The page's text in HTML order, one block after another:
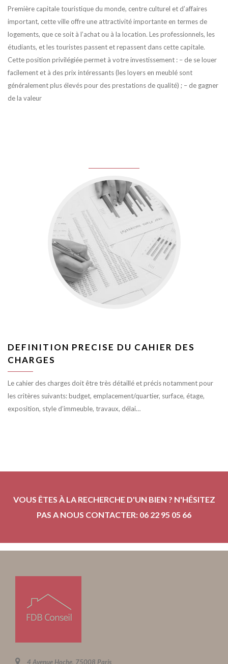
Première capitale touristique du monde, centre culturel et d’affaires
important, cette ville offre une attractivité importante en termes de
logements, que ce soit à l’achat ou à la location. Les professionnels, les
étudiants, et les touristes passent et repassent dans cette capitale.
Cette position privilégiée permet à votre investissement : – de se louer
facilement et à des prix intéressants (les loyers en meublé sont
généralement plus élevés pour des prestations de qualité) ; – de gagner
de la valeur
DEFINITION PRECISE DU CAHIER DES
CHARGES
Le cahier des charges doit être très détaillé et précis notamment pour
les critères suivants: budget, emplacement/quartier, surface, étage,
exposition, style d’immeuble, travaux, délai…
VOUS ÊTES À LA RECHERCHE D'UN BIEN ? N'HÉSITEZ
PAS A NOUS CONTACTER: 06 22 95 05 66
4 Avenue Hoche, 75008 Paris